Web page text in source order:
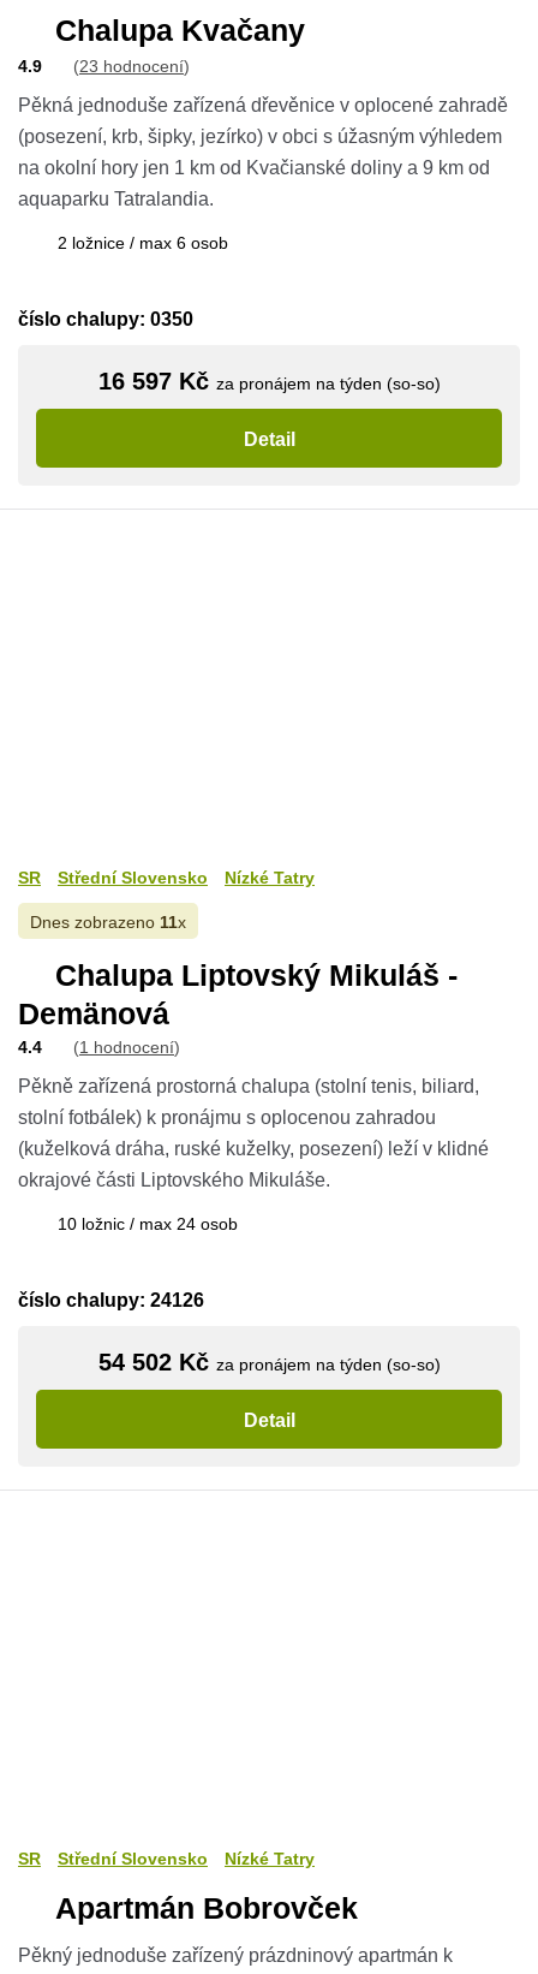
Chalupa Kvačany
4.9 (23 hodnocení)
Pěkná jednoduše zařízená dřevěnice v oplocené zahradě
(posezení, krb, šipky, jezírko) v obci s úžasným výhledem
na okolní hory jen 1 km od Kvačianské doliny a 9 km od
aquaparku Tatralandia.
2 ložnice / max 6 osob
číslo chalupy: 0350
16 597 Kč za pronájem na týden (so-so)
Detail
SR Střední Slovensko Nízké Tatry
Dnes zobrazeno 11x
Chalupa Liptovský Mikuláš -
Demänová
4.4 (1 hodnocení)
Pěkně zařízená prostorná chalupa (stolní tenis, biliard,
stolní fotbálek) k pronájmu s oplocenou zahradou
(kuželková dráha, ruské kuželky, posezení) leží v klidné
okrajové části Liptovského Mikuláše.
10 ložnic / max 24 osob
číslo chalupy: 24126
54 502 Kč za pronájem na týden (so-so)
Detail
SR Střední Slovensko Nízké Tatry
Apartmán Bobrovček
Pěkný jednoduše zařízený prázdninový apartmán k